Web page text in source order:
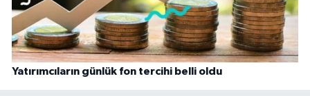
Yatırımcıların günlük fon tercihi belli oldu